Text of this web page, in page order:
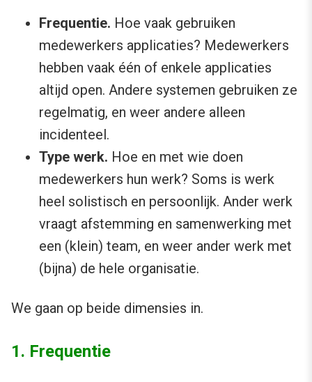
Frequentie. Hoe vaak gebruiken
medewerkers applicaties? Medewerkers
hebben vaak één of enkele applicaties
altijd open. Andere systemen gebruiken ze
regelmatig, en weer andere alleen
incidenteel.
Type werk. Hoe en met wie doen
medewerkers hun werk? Soms is werk
heel solistisch en persoonlijk. Ander werk
vraagt afstemming en samenwerking met
een (klein) team, en weer ander werk met
(bijna) de hele organisatie.
We gaan op beide dimensies in.
1. Frequentie